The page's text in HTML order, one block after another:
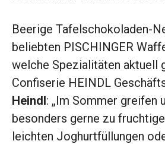
Beerige Tafelschokoladen-
beliebten PISCHINGER
welche Spezialitäten aktuell
Confiserie HEINDL
Heindl: „Im Sommer greifen
besonders gerne zu
leichten Joghurtfüllungen